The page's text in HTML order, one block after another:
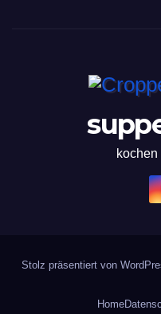
Stolz präsentiert von
Home